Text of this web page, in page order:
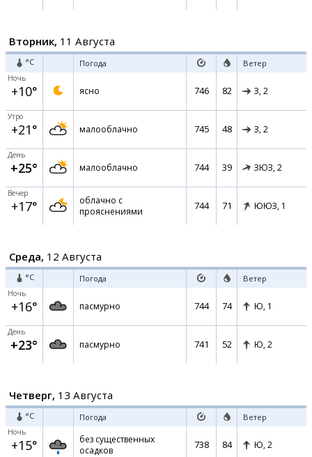
Вторник, 11 Августа
°C Погода Ветер
Ночь
+10° ясно 746 82 З, 2
Утро
+21° малооблачно 745 48 З, 2
День
+25° малооблачно 744 39 ЗЮЗ, 2
Вечер
+17°
облачно с
прояснениями
744 71 ЮЮЗ, 1
Среда, 12 Августа
°C Погода Ветер
Ночь
+16° пасмурно 744 74 Ю, 1
День
+23° пасмурно 741 52 Ю, 2
Четверг, 13 Августа
°C Погода Ветер
Ночь
+15°
без существенных
осадков
738 84 Ю, 2